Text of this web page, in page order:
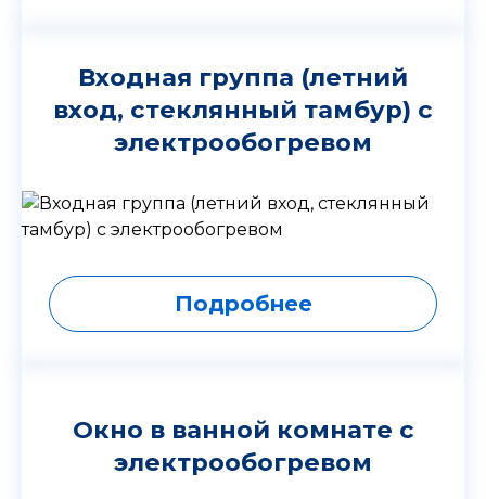
Входная группа (летний
вход, стеклянный тамбур) с
электрообогревом
Подробнее
Окно в ванной комнате с
электрообогревом